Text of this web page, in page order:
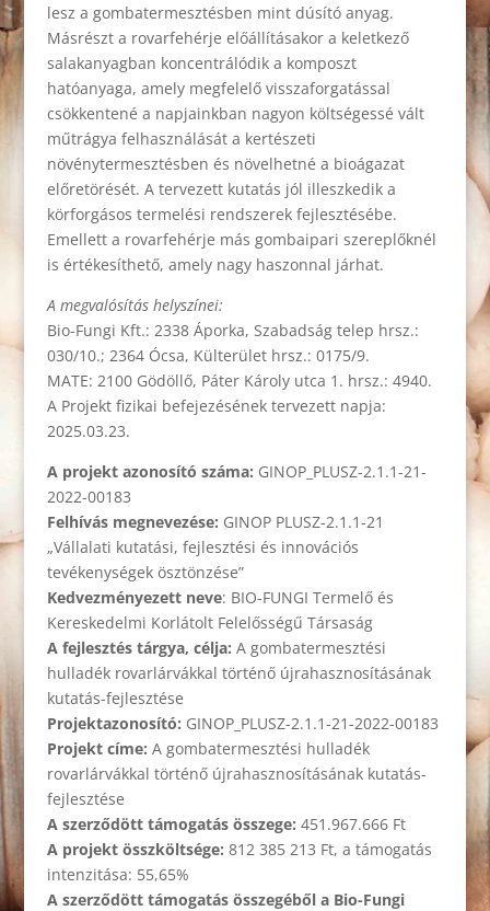
lesz a gombatermesztésben mint dúsító anyag.
Másrészt a rovarfehérje előállításakor a keletkező
salakanyagban koncentrálódik a komposzt
hatóanyaga, amely megfelelő visszaforgatással
csökkentené a napjainkban nagyon költségessé vált
műtrágya felhasználását a kertészeti
növénytermesztésben és növelhetné a bioágazat
előretörését. A tervezett kutatás jól illeszkedik a
körforgásos termelési rendszerek fejlesztésébe.
Emellett a rovarfehérje más gombaipari szereplőknél
is értékesíthető, amely nagy haszonnal járhat.
A megvalósítás helyszínei:
Bio-Fungi Kft.: 2338 Áporka, Szabadság telep hrsz.:
030/10.; 2364 Ócsa, Külterület hrsz.: 0175/9.
MATE: 2100 Gödöllő, Páter Károly utca 1. hrsz.: 4940.
A Projekt fizikai befejezésének tervezett napja:
2025.03.23.
A projekt azonosító száma: GINOP_PLUSZ-2.1.1-21-
2022-00183
Felhívás megnevezése: GINOP PLUSZ-2.1.1-21
„Vállalati kutatási, fejlesztési és innovációs
tevékenységek ösztönzése”
Kedvezményezett neve: BIO-FUNGI Termelő és
Kereskedelmi Korlátolt Felelősségű Társaság
A fejlesztés tárgya, célja: A gombatermesztési
hulladék rovarlárvákkal történő újrahasznosításának
kutatás-fejlesztése
Projektazonosító: GINOP_PLUSZ-2.1.1-21-2022-00183
Projekt címe: A gombatermesztési hulladék
rovarlárvákkal történő újrahasznosításának kutatás-
fejlesztése
A szerződött támogatás összege: 451.967.666 Ft
A projekt összköltsége: 812 385 213 Ft, a támogatás
intenzitása: 55,65%
A szerződött támogatás összegéből a Bio-Fungi